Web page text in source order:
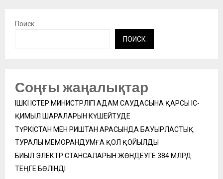
Поиск
ПОИСК
Соңғы жаңалықтар
ІШКІ ІСТЕР МИНИСТРЛІГІ АДАМ САУДАСЫНА ҚАРСЫ ІС-
ҚИМЫЛ ШАРАЛАРЫН КҮШЕЙТУДЕ
ТҮРКІСТАН МЕН РИШТАН АРАСЫНДА БАУЫРЛАСТЫҚ
ТУРАЛЫ МЕМОРАНДУМҒА ҚОЛ ҚОЙЫЛДЫ
БИЫЛ ЭЛЕКТР СТАНСАЛАРЫН ЖӨНДЕУГЕ 384 МЛРД
ТЕҢГЕ БӨЛІНДІ